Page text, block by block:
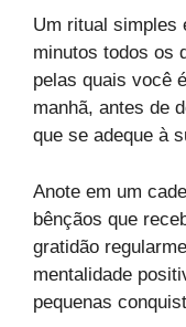
Um ritual simples
minutos todos os
pelas quais você
manhã, antes de
que se adeque à
Anote em um
bênçãos que
gratidão
mentalidade
pequenas